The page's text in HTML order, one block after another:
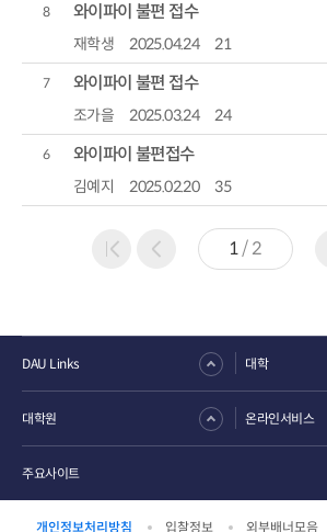
8 와이파이 불편 접수
재학생 2025.04.24 21
7 와이파이 불편 접수
조가을 2025.03.24 24
6 와이파이 불편접수
김예지 2025.02.20 35
1/2
개인정보처리방침 입찰정보 외부배너모음
DAU Links 대학
대학원 온라인서비스
주요사이트